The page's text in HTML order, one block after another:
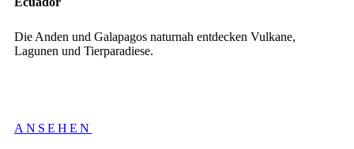
Die Anden und Galapagos naturnah entdecken Vulkane,
Lagunen und Tierparadiese.
ANSEHEN